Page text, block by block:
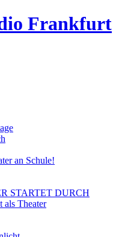
Frankfurt
an Schule!
STARTET DURCH
als Theater